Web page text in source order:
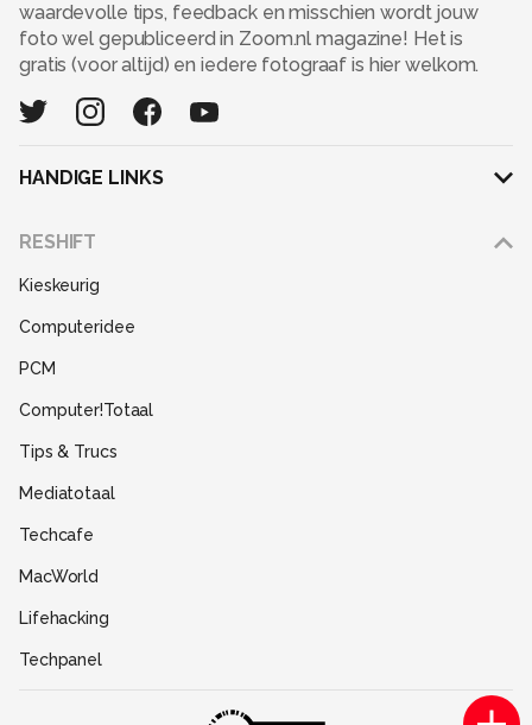
waardevolle tips, feedback en misschien wordt jouw
foto wel gepubliceerd in Zoom.nl magazine! Het is
gratis (voor altijd) en iedere fotograaf is hier welkom.
HANDIGE LINKS
RESHIFT
Kieskeurig
Computeridee
PCM
Computer!Totaal
Tips & Trucs
Mediatotaal
Techcafe
MacWorld
Lifehacking
Techpanel